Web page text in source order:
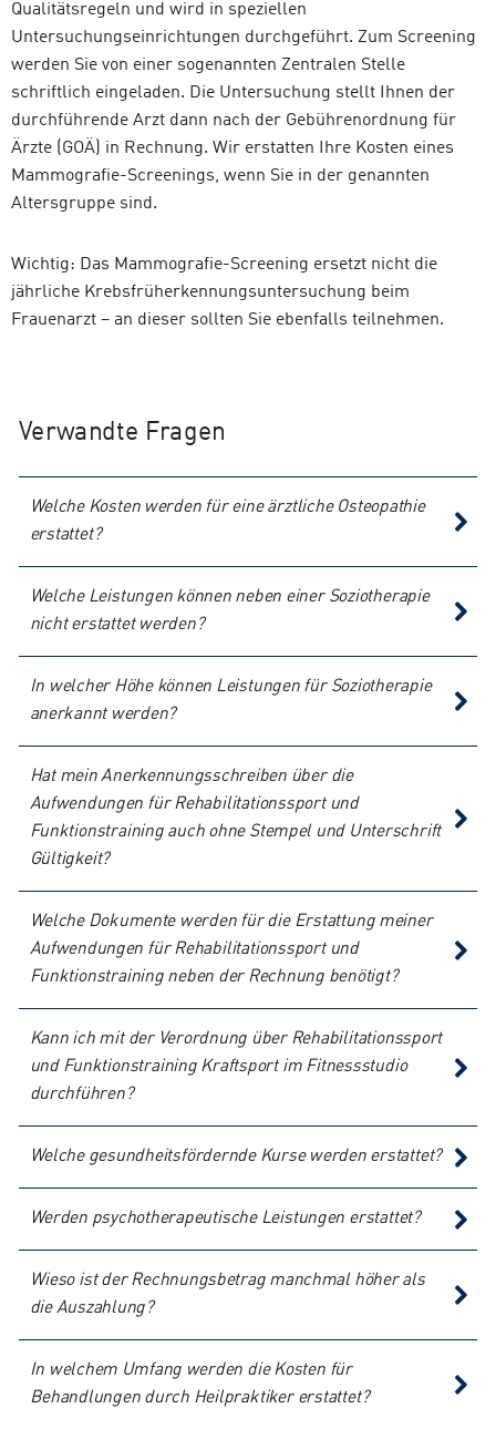
Qualitätsregeln und wird in speziellen
Untersuchungseinrichtungen durchgeführt. Zum Screening
werden Sie von einer sogenannten Zentralen Stelle
schriftlich eingeladen. Die Untersuchung stellt Ihnen der
durchführende Arzt dann nach der Gebührenordnung für
Ärzte (GOÄ) in Rechnung. Wir erstatten Ihre Kosten eines
Mammografie-Screenings, wenn Sie in der genannten
Altersgruppe sind.
Wichtig: Das Mammografie-Screening ersetzt nicht die
jährliche Krebsfrüherkennungsuntersuchung beim
Frauenarzt – an dieser sollten Sie ebenfalls teilnehmen.
Verwandte Fragen
Welche Kosten werden für eine ärztliche Osteopathie
erstattet?
Welche Leistungen können neben einer Soziotherapie
nicht erstattet werden?
In welcher Höhe können Leistungen für Soziotherapie
anerkannt werden?
Hat mein Anerkennungsschreiben über die
Aufwendungen für Rehabilitationssport und
Funktionstraining auch ohne Stempel und Unterschrift
Gültigkeit?
Welche Dokumente werden für die Erstattung meiner
Aufwendungen für Rehabilitationssport und
Funktionstraining neben der Rechnung benötigt?
Kann ich mit der Verordnung über Rehabilitationssport
und Funktionstraining Kraftsport im Fitnessstudio
durchführen?
Welche gesundheitsfördernde Kurse werden erstattet?
Werden psychotherapeutische Leistungen erstattet?
Wieso ist der Rechnungsbetrag manchmal höher als
die Auszahlung?
In welchem Umfang werden die Kosten für
Behandlungen durch Heilpraktiker erstattet?